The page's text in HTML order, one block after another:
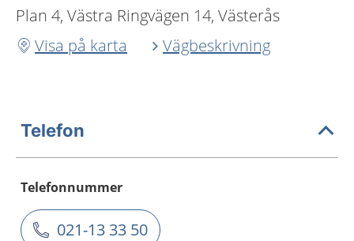
Plan 4, Västra Ringvägen 14, Västerås
Visa på karta
Vägbeskrivning
Telefon
Telefonnummer
021-13 33 50